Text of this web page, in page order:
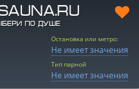
Остановка или метро:
Не имеет значения
Тип парной
Не имеет значения